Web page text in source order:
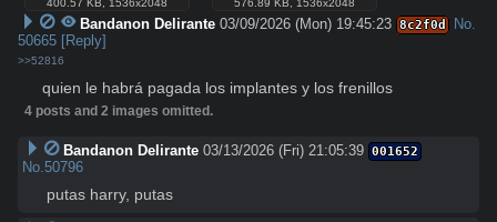
400.57 KB 1536x2048 576.89 KB 1536x2048
Bandanon Delirante 03/09/2026 (Mon) 19:45:23 8c2f0d
No.
50665 [Reply]
>>52816
quien le habrá pagada los implantes y los frenillos
4 posts and 2 images omitted.
Bandanon Delirante 03/13/2026 (Fri) 21:05:39 001652
No.50796
putas harry, putas